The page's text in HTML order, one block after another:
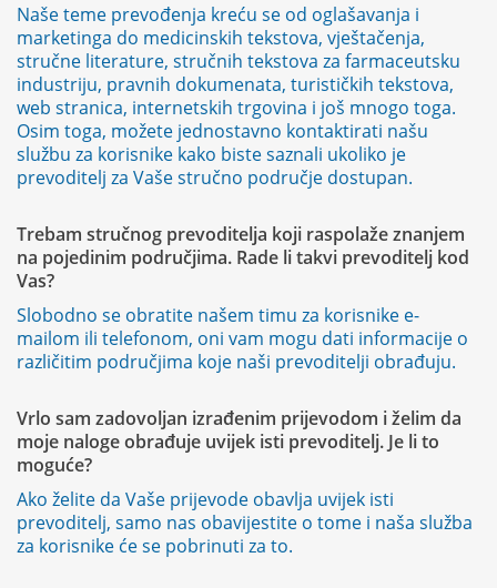
Naše teme prevođenja kreću se od oglašavanja i
marketinga do medicinskih tekstova, vještačenja,
stručne literature, stručnih tekstova za farmaceutsku
industriju, pravnih dokumenata, turističkih tekstova,
web stranica, internetskih trgovina i još mnogo toga.
Osim toga, možete jednostavno kontaktirati našu
službu za korisnike kako biste saznali ukoliko je
prevoditelj za Vaše stručno područje dostupan.
Trebam stručnog prevoditelja koji raspolaže znanjem
na pojedinim područjima. Rade li takvi prevoditelj kod
Vas?
Slobodno se obratite našem timu za korisnike e-
mailom ili telefonom, oni vam mogu dati informacije o
različitim područjima koje naši prevoditelji obrađuju.
Vrlo sam zadovoljan izrađenim prijevodom i želim da
moje naloge obrađuje uvijek isti prevoditelj. Je li to
moguće?
Ako želite da Vaše prijevode obavlja uvijek isti
prevoditelj, samo nas obavijestite o tome i naša služba
za korisnike će se pobrinuti za to.